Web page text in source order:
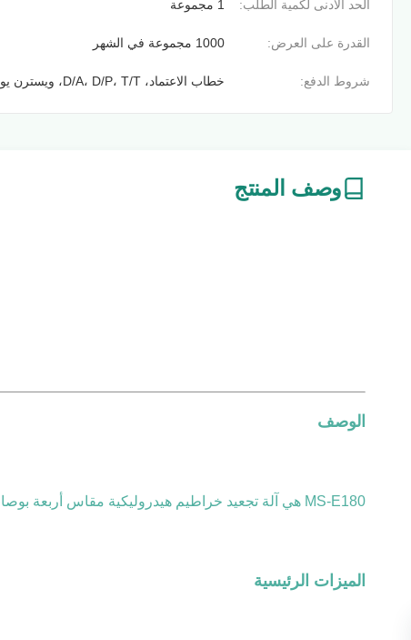
الحد الأدنى لكمية الطلب: 1 مجموعة
القدرة على العرض: 1000 مجموعة في الشهر
شروط الدفع: خطاب الاعتماد، D/A، D/P، T/T، ويسترن يونيون، موني جرام
وصف المنتج
الوصف
MS-E180 هي آلة تجعيد خراطيم هيدروليكية مقاس أربعة بوصات تتمتع بقوة تجعيد كبيرة. مجموعات قوالب المحول تجعلها قادرة على تجعيد تجميعات الخراطيم الصغيرة.
الميزات الرئيسية